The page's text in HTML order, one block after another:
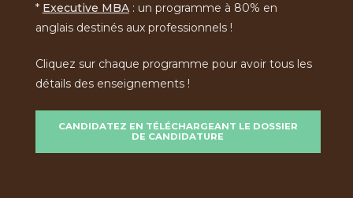
* Executive MBA: un programme à 80% en
anglais destinés aux professionnels !
Cliquez sur chaque programme pour avoir tous les
détails des enseignements !
CANDIDATEZ EN TÉLÉCHARGEANT LE DOSSIER
DE CANDIDATURE